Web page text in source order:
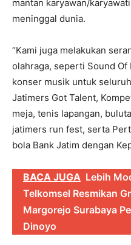
mantan karyawan/
meninggal dunia.
“Kami juga melakukan
olahraga, seperti Sound
konser musik untuk
Jatimers Got Talent,
meja, tenis lapangan,
jatimers run fest, serta
bola Bank Jatim dengan
BACA JUGA Lebih
Telkomsel Resmikan
Margorejo Surabaya
Dinoyo